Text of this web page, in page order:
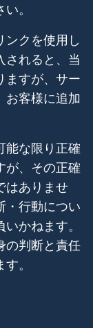
。
ンクを使用し
されると、当
ますが、サー
お客様に追加
能な限り正確
が、その正確
はありませ
・行動につい
かねます。
の判断と責任
。